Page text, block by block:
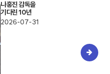
나홍진 감독을
기다린 10년
2026-07-31